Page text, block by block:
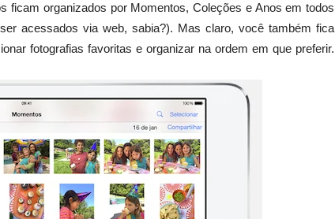
ficam organizados por Momentos, Coleções e Anos em todos
acessados via web, sabia?). Mas claro, você também fica
fotografias favoritas e organizar na ordem em que preferir.